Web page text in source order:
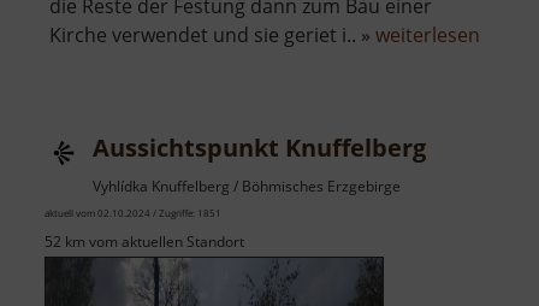
die Reste der Festung dann zum Bau einer
Kirche verwendet und sie geriet i.. » weiterlesen
Aussichtspunkt Knuffelberg
Vyhlídka Knuffelberg / Böhmisches Erzgebirge
aktuell vom 02.10.2024 / Zugriffe: 1851
52 km vom aktuellen Standort